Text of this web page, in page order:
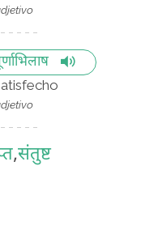
,संतुष्ट